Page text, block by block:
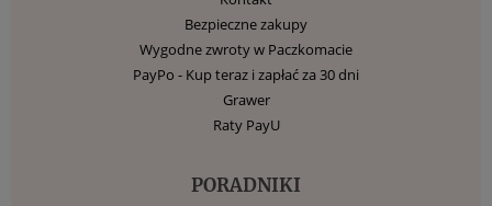
Bezpieczne zakupy
Wygodne zwroty w Paczkomacie
PayPo - Kup teraz i zapłać za 30 dni
Grawer
Raty PayU
PORADNIKI